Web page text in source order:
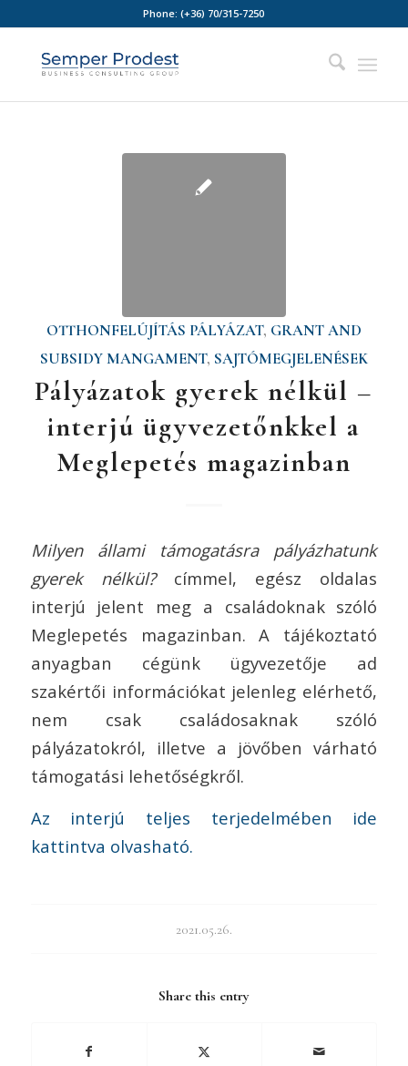
Phone:(+36) 70/315-7250
OTTHONFELÚJÍTÁS PÁLYÁZAT, GRANT AND
SUBSIDY MANGAMENT, SAJTÓMEGJELENÉSEK
Pályázatok gyerek nélkül –
interjú ügyvezetőnkkel a
Meglepetés magazinban
Milyen állami támogatásra pályázhatunk
gyerek nélkül?címmel, egész oldalas
interjú jelent meg a családoknak szóló
Meglepetés magazinban. A tájékoztató
anyagban cégünk ügyvezetője ad
szakértői információkat jelenleg elérhető,
nem csak családosaknak szóló
pályázatokról, illetve a jövőben várható
támogatási lehetőségkről.
Az interjú teljes terjedelmében ide
kattintva olvasható.
2021.05.26.
Share this entry